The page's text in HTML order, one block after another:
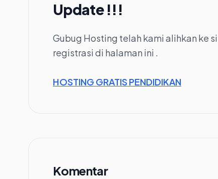
Update !!!
Gubug Hosting telah kami alihkan ke
registrasi di halaman ini .
HOSTING GRATIS PENDIDIKAN
Komentar